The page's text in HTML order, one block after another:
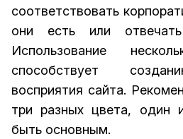
соответствовать
они есть или
Использование
способствует
восприятия сайта.
три разных цвета, один
быть основным.